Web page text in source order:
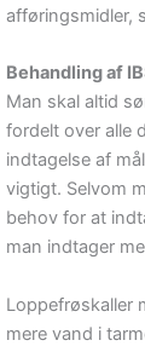
afføringsmidler,
Behandling af
Man skal altid
fordelt over alle
indtagelse af
vigtigt. Selvom
behov for at
man indtager
Loppefrøskaller
mere vand i